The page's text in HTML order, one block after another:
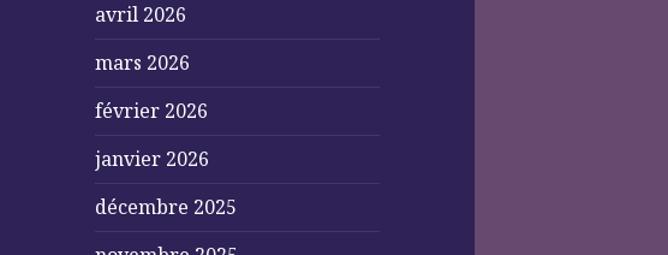
avril 2026
mars 2026
février 2026
janvier 2026
décembre 2025